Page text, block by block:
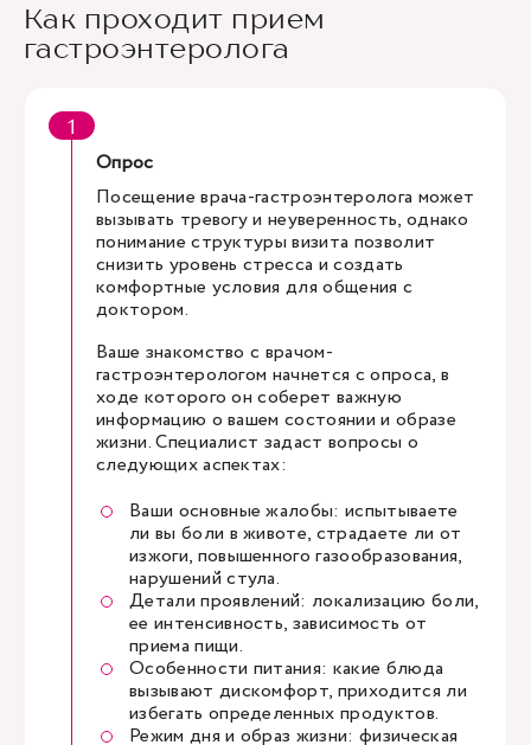
Как проходит прием
гастроэнтеролога
Опрос
Посещение врача-гастроэнтеролога может
вызывать тревогу и неуверенность, однако
понимание структуры визита позволит
снизить уровень стресса и создать
комфортные условия для общения с
доктором.
Ваше знакомство с врачом-
гастроэнтерологом начнется с опроса, в
ходе которого он соберет важную
информацию о вашем состоянии и образе
жизни. Специалист задаст вопросы о
следующих аспектах:
Ваши основные жалобы: испытываете
ли вы боли в животе, страдаете ли от
изжоги, повышенного газообразования,
нарушений стула.
Детали проявлений: локализацию боли,
ее интенсивность, зависимость от
приема пищи.
Особенности питания: какие блюда
вызывают дискомфорт, приходится ли
избегать определенных продуктов.
Режим дня и образ жизни: физическая